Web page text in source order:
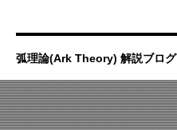
弧理論(Ark Theory) 解説ブログ